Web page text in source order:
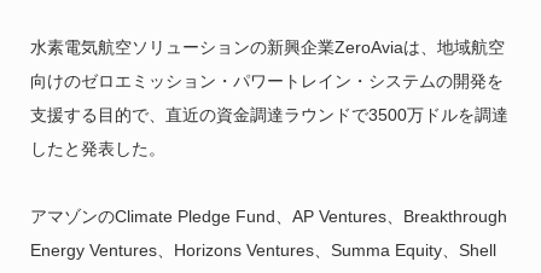
水素電気航空ソリューションの新興企業ZeroAviaは、地域航空
向けのゼロエミッション・パワートレイン・システムの開発を
支援する目的で、直近の資金調達ラウンドで3500万ドルを調達
したと発表した。
アマゾンのClimate Pledge Fund、AP Ventures、Breakthrough
Energy Ventures、Horizons Ventures、Summa Equity、Shell